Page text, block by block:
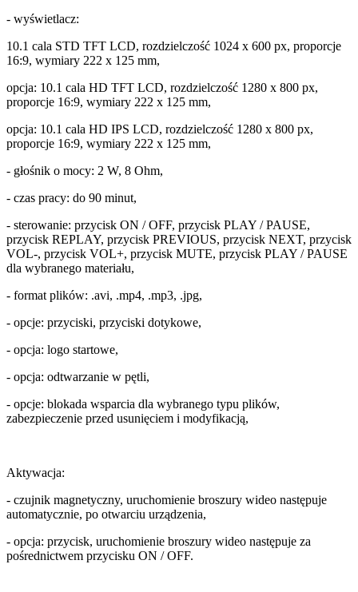
- wyświetlacz:
10.1 cala STD TFT LCD, rozdzielczość 1024 x 600 px, proporcje
16:9, wymiary 222 x 125 mm,
opcja: 10.1 cala HD TFT LCD, rozdzielczość 1280 x 800 px,
proporcje 16:9, wymiary 222 x 125 mm,
opcja: 10.1 cala HD IPS LCD, rozdzielczość 1280 x 800 px,
proporcje 16:9, wymiary 222 x 125 mm,
- głośnik o mocy: 2 W, 8 Ohm,
- czas pracy: do 90 minut,
- sterowanie: przycisk ON / OFF, przycisk PLAY / PAUSE,
przycisk REPLAY, przycisk PREVIOUS, przycisk NEXT, przycisk
VOL-, przycisk VOL+, przycisk MUTE, przycisk PLAY / PAUSE
dla wybranego materiału,
- format plików: .avi, .mp4, .mp3, .jpg,
- opcje: przyciski, przyciski dotykowe,
- opcja: logo startowe,
- opcja: odtwarzanie w pętli,
- opcje: blokada wsparcia dla wybranego typu plików,
zabezpieczenie przed usunięciem i modyfikacją,
Aktywacja:
- czujnik magnetyczny, uruchomienie broszury wideo następuje
automatycznie, po otwarciu urządzenia,
- opcja: przycisk, uruchomienie broszury wideo następuje za
pośrednictwem przycisku ON / OFF.